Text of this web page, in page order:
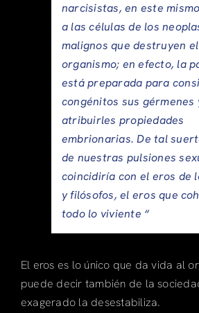
narcisistas, en este
a las células de los
malignos que destruyen el
organismo; en efecto, la
está preparada para
congénitos sus gérmenes
atribuirles propiedades
embrionarias. De tal
de nuestras pulsiones
coincidiría con el eros de
y filósofos, el eros que
todo lo viviente “
El eros es lo único que da vida al
puede decir también de la
exagerado la desestabiliza.